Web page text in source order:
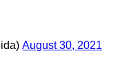
August 30, 2021